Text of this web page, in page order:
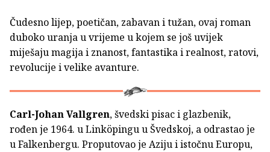
Čudesno lijep, poetičan, zabavan i tužan, ovaj roman
duboko uranja u vrijeme u kojem se još uvijek
miješaju magija i znanost, fantastika i realnost, ratovi,
revolucije i velike avanture.
Carl-Johan Vallgren, švedski pisac i glazbenik,
rođen je 1964. u Linköpingu u Švedskoj, a odrastao je
u Falkenbergu. Proputovao je Aziju i istočnu Europu,